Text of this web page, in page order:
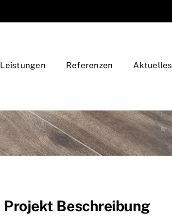
Leistungen Referenzen Aktuelles
Projekt Beschreibung